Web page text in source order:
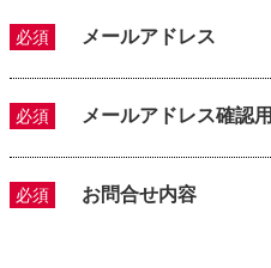
必須 メールアドレス
必須 メールアドレス確認用
必須 お問合せ内容